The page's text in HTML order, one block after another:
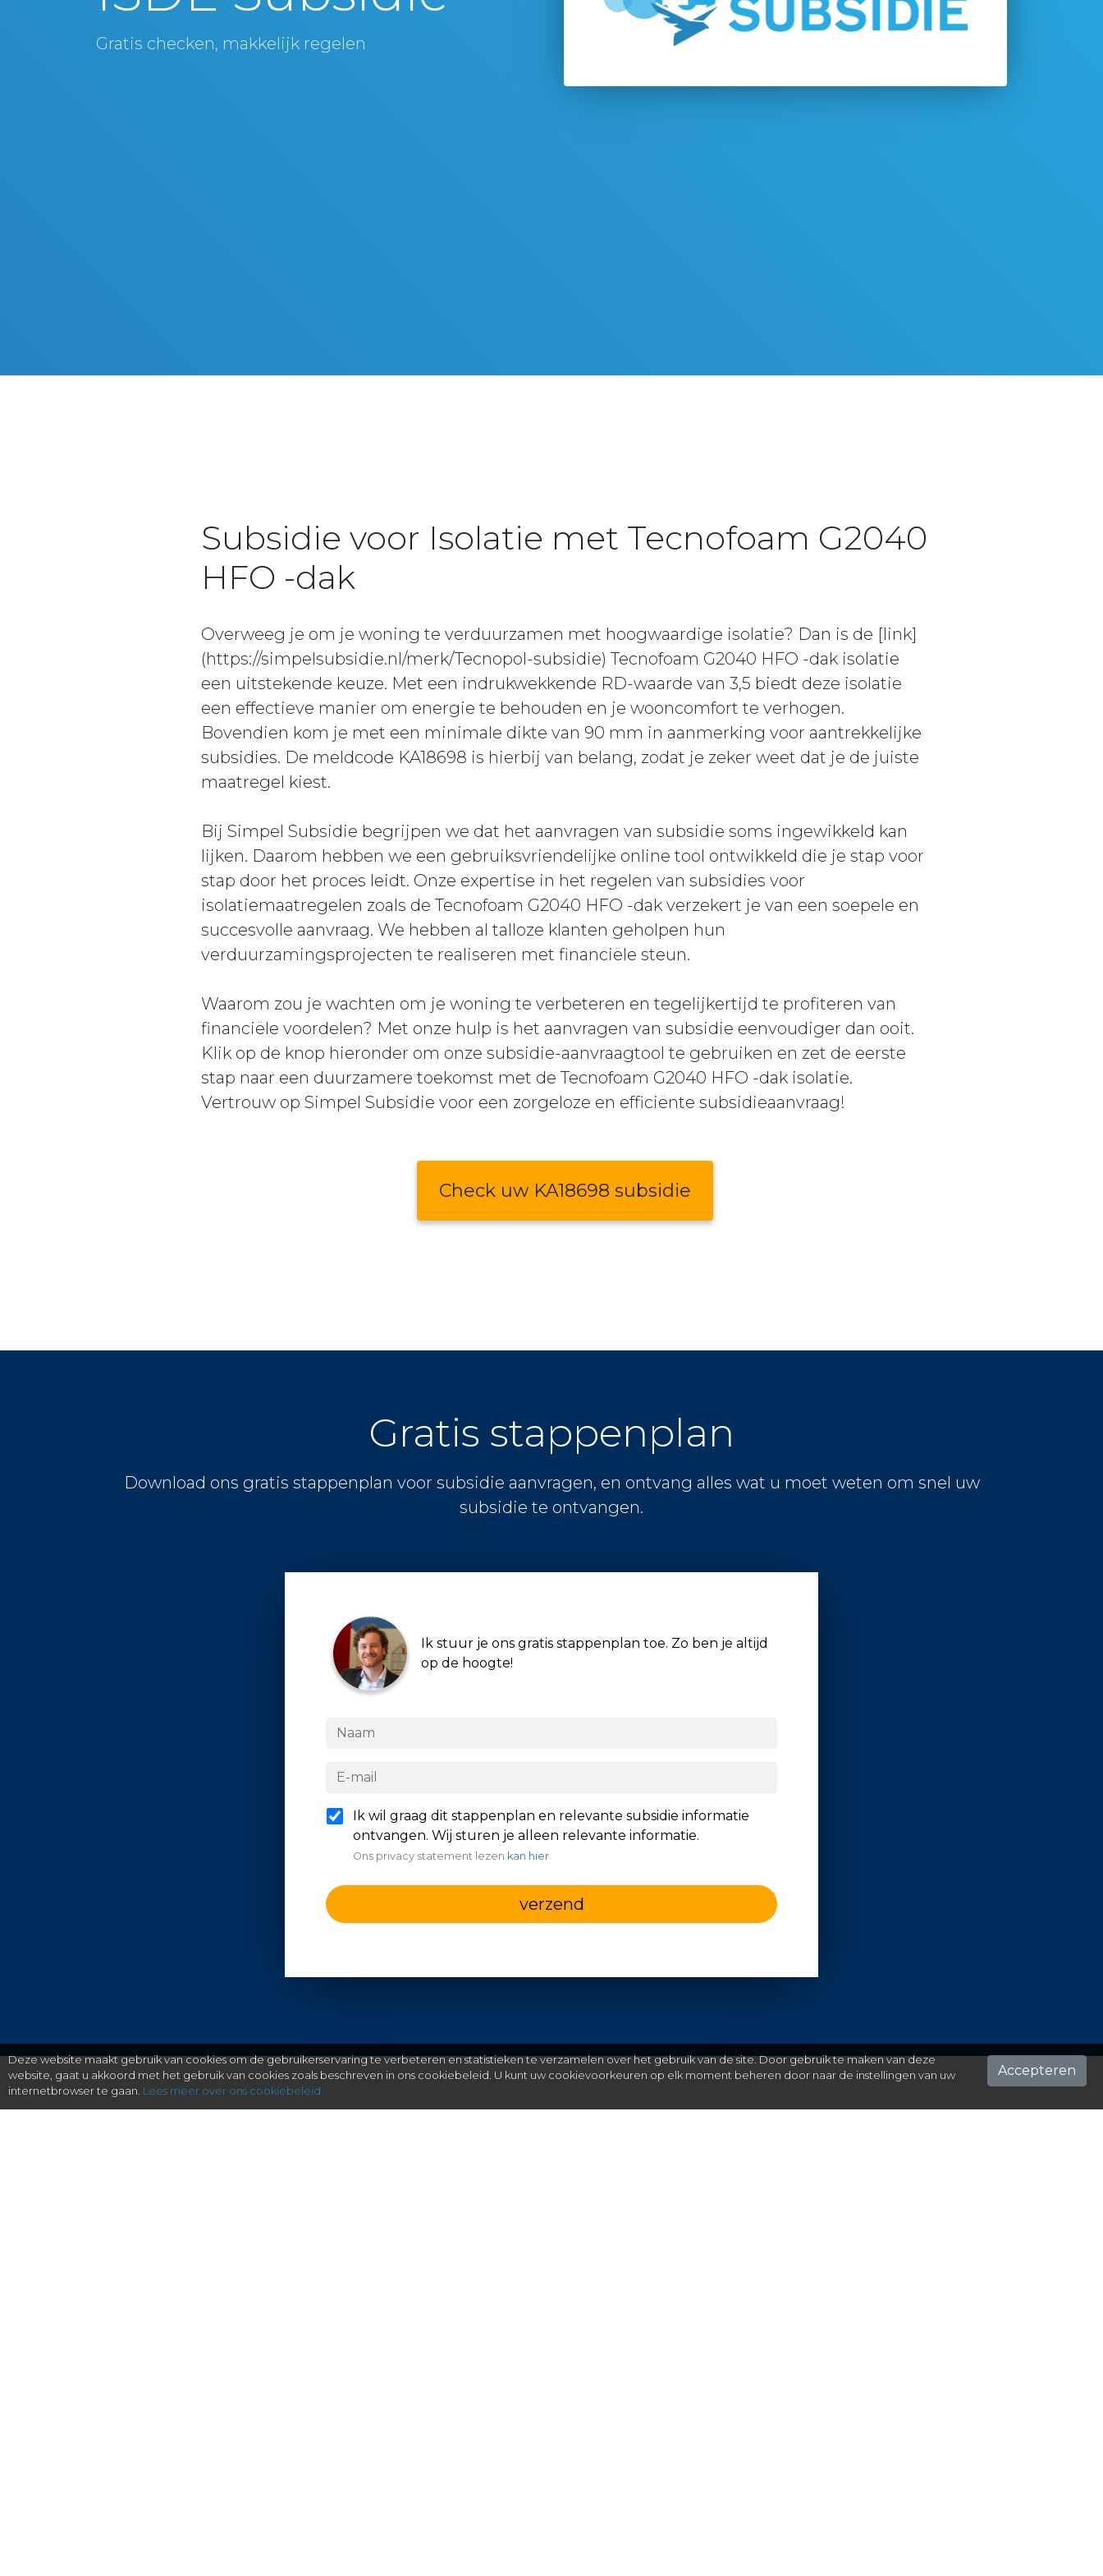
Gratis checken, makkelijk regelen
Subsidie voor Isolatie met Tecnofoam G2040
HFO -dak
Overweeg je om je woning te verduurzamen met hoogwaardige isolatie? Dan is de [link]
(https://simpelsubsidie.nl/merk/Tecnopol-subsidie) Tecnofoam G2040 HFO -dak isolatie
een uitstekende keuze. Met een indrukwekkende RD-waarde van 3,5 biedt deze isolatie
een effectieve manier om energie te behouden en je wooncomfort te verhogen.
Bovendien kom je met een minimale dikte van 90 mm in aanmerking voor aantrekkelijke
subsidies. De meldcode KA18698 is hierbij van belang, zodat je zeker weet dat je de juiste
maatregel kiest.
Bij Simpel Subsidie begrijpen we dat het aanvragen van subsidie soms ingewikkeld kan
lijken. Daarom hebben we een gebruiksvriendelijke online tool ontwikkeld die je stap voor
stap door het proces leidt. Onze expertise in het regelen van subsidies voor
isolatiemaatregelen zoals de Tecnofoam G2040 HFO -dak verzekert je van een soepele en
succesvolle aanvraag. We hebben al talloze klanten geholpen hun
verduurzamingsprojecten te realiseren met financiële steun.
Waarom zou je wachten om je woning te verbeteren en tegelijkertijd te profiteren van
financiële voordelen? Met onze hulp is het aanvragen van subsidie eenvoudiger dan ooit.
Klik op de knop hieronder om onze subsidie-aanvraagtool te gebruiken en zet de eerste
stap naar een duurzamere toekomst met de Tecnofoam G2040 HFO -dak isolatie.
Vertrouw op Simpel Subsidie voor een zorgeloze en efficiënte subsidieaanvraag!
Check uw KA18698 subsidie
Gratis stappenplan
Download ons gratis stappenplan voor subsidie aanvragen, en ontvang alles wat u moet weten om snel uw
subsidie te ontvangen.
Ik stuur je ons gratis stappenplan toe. Zo ben je altijd
op de hoogte!
Ik wil graag dit stappenplan en relevante subsidie informatie
ontvangen. Wij sturen je alleen relevante informatie.
Ons privacy statement lezen kan hier
verzend
Deze website maakt gebruik van cookies om de gebruikerservaring te verbeteren en statistieken te verzamelen over het gebruik van de site. Door gebruik te maken van deze
website, gaat u akkoord met het gebruik van cookies zoals beschreven in ons cookiebeleid. U kunt uw cookievoorkeuren op elk moment beheren door naar de instellingen van uw
internetbrowser te gaan. Lees meer over ons cookiebeleid
Accepteren